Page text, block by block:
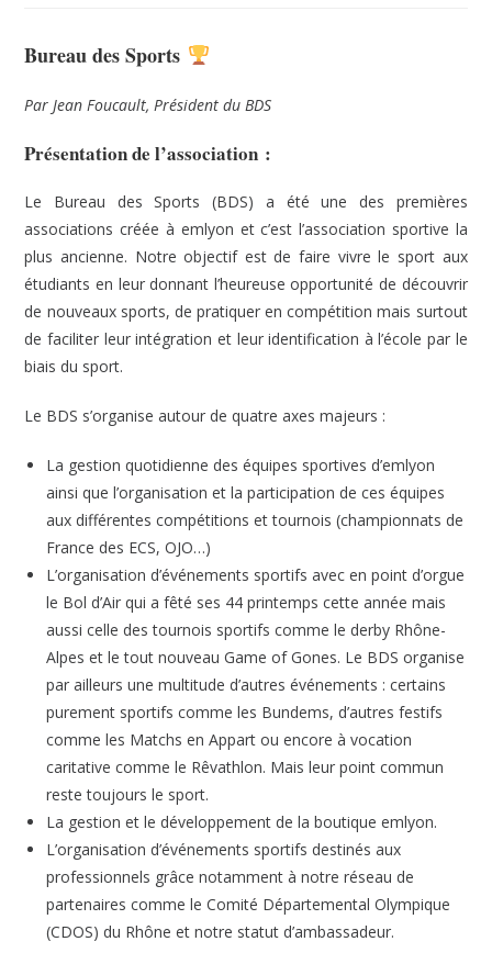
Bureau des Sports
Par Jean Foucault, Président du BDS
Présentation de l’association :
Le Bureau des Sports (BDS) a été une des premières
associations créée à emlyon et c’est l’association sportive la
plus ancienne. Notre objectif est de faire vivre le sport aux
étudiants en leur donnant l’heureuse opportunité de découvrir
de nouveaux sports, de pratiquer en compétition mais surtout
de faciliter leur intégration et leur identification à l’école par le
biais du sport.
Le BDS s’organise autour de quatre axes majeurs :
La gestion quotidienne des équipes sportives d’emlyon
ainsi que l’organisation et la participation de ces équipes
aux différentes compétitions et tournois (championnats de
France des ECS, OJO…)
L’organisation d’événements sportifs avec en point d’orgue
le Bol d’Air qui a fêté ses 44 printemps cette année mais
aussi celle des tournois sportifs comme le derby Rhône-
Alpes et le tout nouveau Game of Gones. Le BDS organise
par ailleurs une multitude d’autres événements : certains
purement sportifs comme les Bundems, d’autres festifs
comme les Matchs en Appart ou encore à vocation
caritative comme le Rêvathlon. Mais leur point commun
reste toujours le sport.
La gestion et le développement de la boutique emlyon.
L’organisation d’événements sportifs destinés aux
professionnels grâce notamment à notre réseau de
partenaires comme le Comité Départemental Olympique
(CDOS) du Rhône et notre statut d’ambassadeur.